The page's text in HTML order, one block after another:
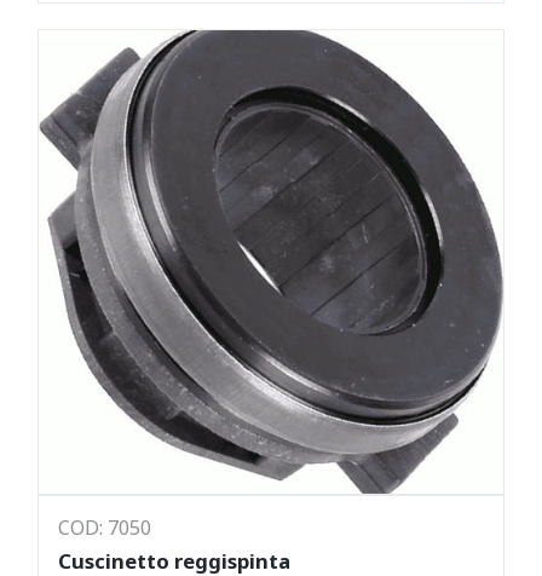
COD: 7050
Cuscinetto reggispinta